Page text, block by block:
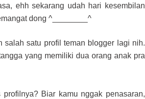
ehh sekarang udah hari kesembilan
dong ^________^
satu profil teman blogger lagi nih.
yang memiliki dua orang anak pra
Biar kamu nggak penasaran,